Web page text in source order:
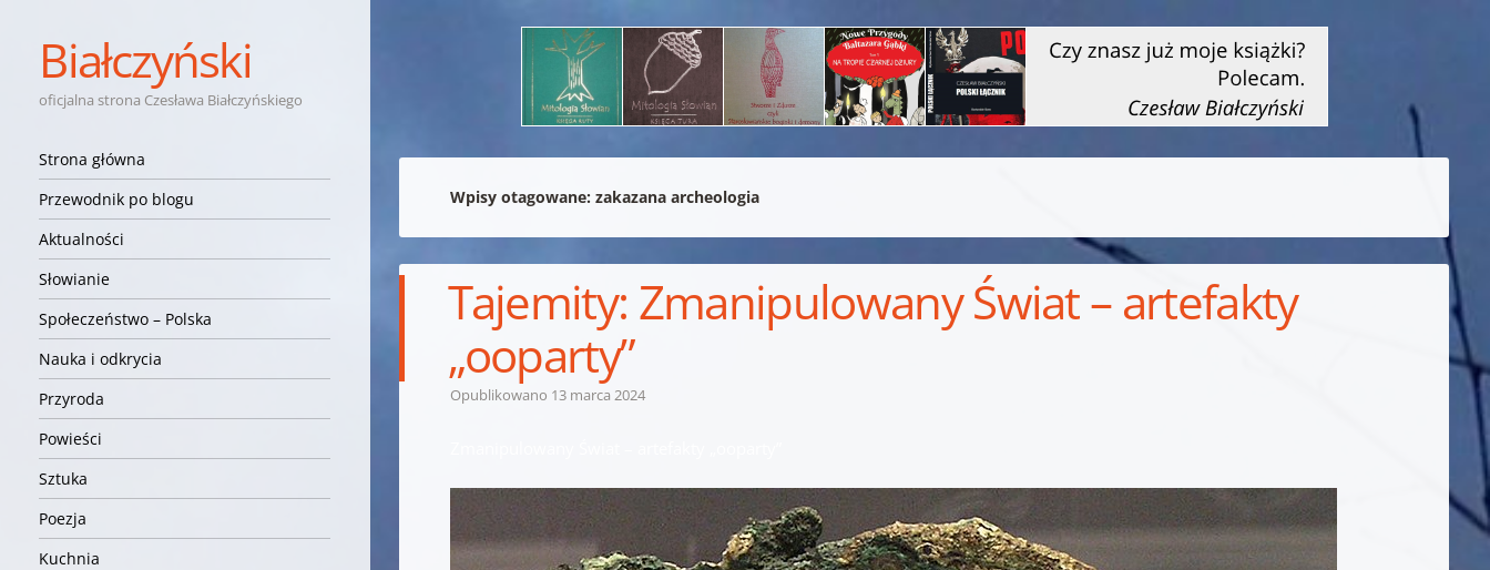
Białczyński
oficjalna strona Czesława Białczyńskiego
Nawigacja
Przejdź do treści
Strona główna
Przewodnik po blogu
Aktualności
Słowianie
Społeczeństwo – Polska
Nauka i odkrycia
Przyroda
Powieści
Sztuka
Poezja
Kuchnia
Wpisy otagowane:zakazana archeologia
Tajemity: Zmanipulowany Świat – artefakty
„ooparty”
Opublikowano 13 marca 2024